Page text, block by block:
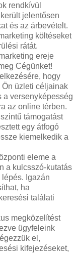
rendkívül
jelentősen
és az árbevételt.
költéseket
rátát.
ereje
Cégünket!
hogy
Ön üzleti céljainak
a versenyképesség
az online térben.
támogatást
egy átfogó
kiemelkedik a
eleme a
a kulcsszó-kutatás
Igazán
ha
találati
megközelítést
ügyfeleink
el,
kifejezéseket,